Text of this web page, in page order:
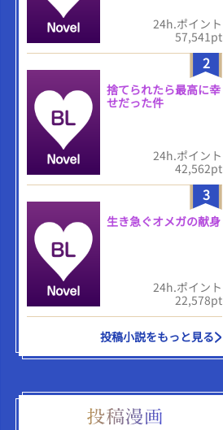
24h.ポイント
57,541pt
2
捨てられたら最高に幸
せだった件
24h.ポイント
42,562pt
3
生き急ぐオメガの献身
24h.ポイント
22,578pt
投稿小説をもっと見る